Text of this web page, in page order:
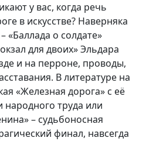
у вас, когда речь
в искусстве? Наверняка
о солдате»
для двоих» Эльдара
и на перроне, проводы,
В литературе на
«Железная дорога» с её
труда или
– судьбоносная
финал, навсегда